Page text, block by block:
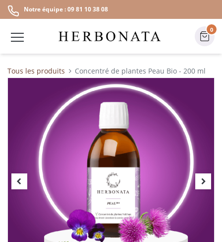
Notre équipe : 09 81 10 38 08
0
Tous les produits Concentré de plantes Peau Bio - 200 ml